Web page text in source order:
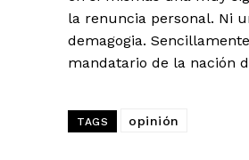
la renuncia personal. Ni
demagogia.
mandatario de la nación
TAGS opinión